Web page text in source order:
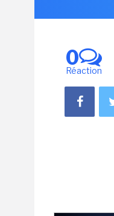
0
Réaction